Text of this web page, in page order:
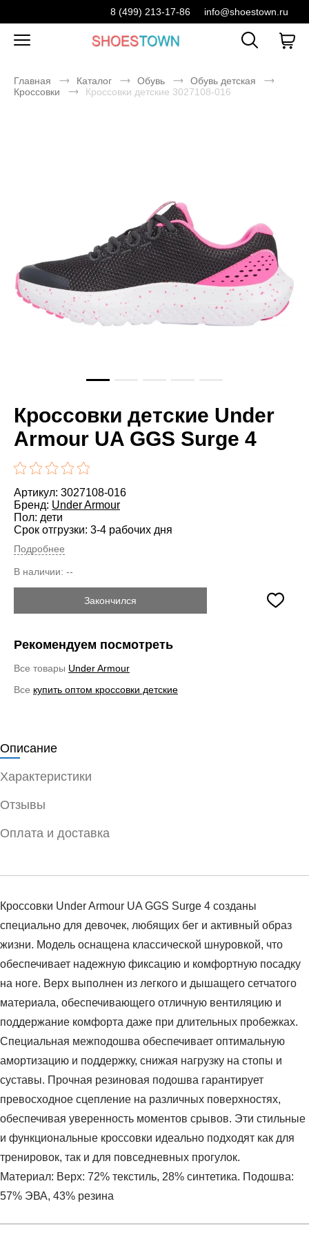
8 (499) 213-17-86 info@shoestown.ru
Главная Каталог Обувь
Обувь детская
Кроссовки
Кроссовки детские 3027108-016
Кроссовки детские Under
Armour UA GGS Surge 4
Артикул: 3027108-016
Бренд: Under Armour
Пол: дети
Срок отгрузки: 3-4 рабочих дня
Подробнее
В наличии: --
Закончился
Рекомендуем посмотреть
Все товары Under Armour
Все купить оптом кроссовки детские
Описание
Характеристики
Отзывы
Оплата и доставка
Кроссовки Under Armour UA GGS Surge 4 созданы
специально для девочек, любящих бег и активный образ
жизни. Модель оснащена классической шнуровкой, что
обеспечивает надежную фиксацию и комфортную посадку
на ноге. Верх выполнен из легкого и дышащего сетчатого
материала, обеспечивающего отличную вентиляцию и
поддержание комфорта даже при длительных пробежках.
Специальная межподошва обеспечивает оптимальную
амортизацию и поддержку, снижая нагрузку на стопы и
суставы. Прочная резиновая подошва гарантирует
превосходное сцепление на различных поверхностях,
обеспечивая уверенность моментов срывов. Эти стильные
и функциональные кроссовки идеально подходят как для
тренировок, так и для повседневных прогулок.
Материал: Верх: 72% текстиль, 28% синтетика. Подошва:
57% ЭВА, 43% резина